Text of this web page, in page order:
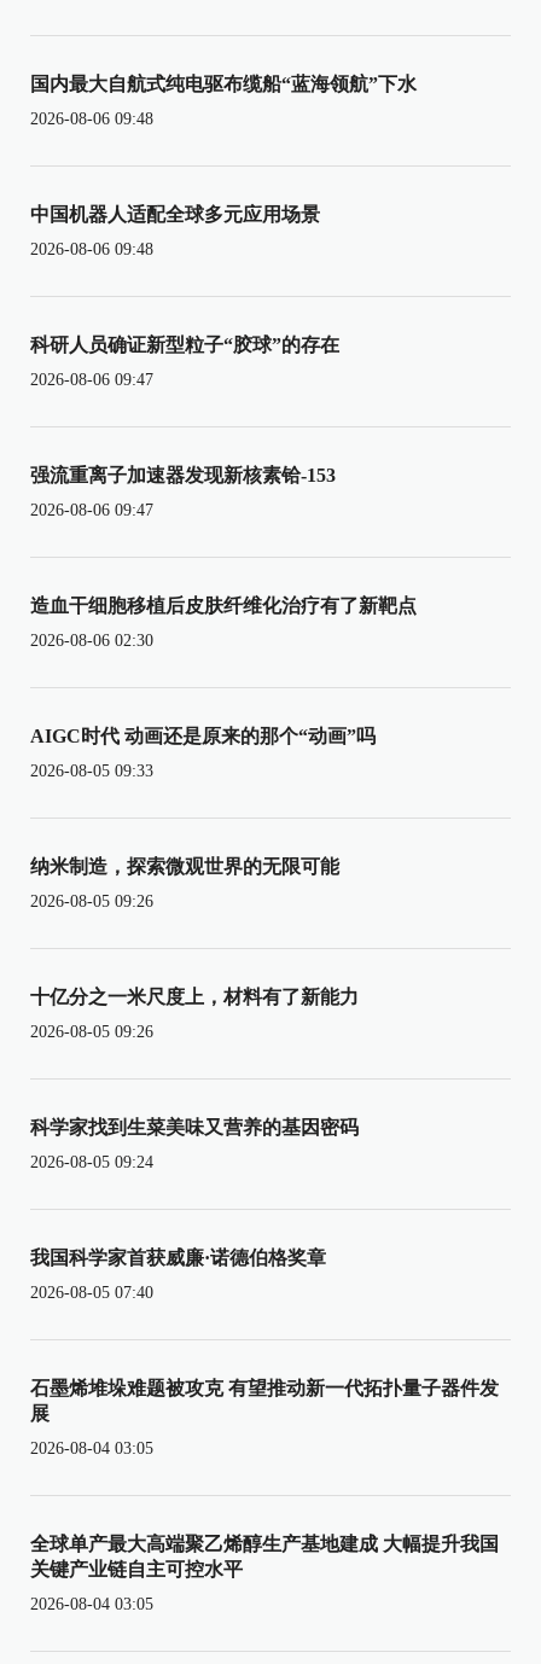
国内最大自航式纯电驱布缆船“蓝海领航”下水
2026-08-06 09:48
中国机器人适配全球多元应用场景
2026-08-06 09:48
科研人员确证新型粒子“胶球”的存在
2026-08-06 09:47
强流重离子加速器发现新核素铪-153
2026-08-06 09:47
造血干细胞移植后皮肤纤维化治疗有了新靶点
2026-08-06 02:30
AIGC时代 动画还是原来的那个“动画”吗
2026-08-05 09:33
纳米制造，探索微观世界的无限可能
2026-08-05 09:26
十亿分之一米尺度上，材料有了新能力
2026-08-05 09:26
科学家找到生菜美味又营养的基因密码
2026-08-05 09:24
我国科学家首获威廉·诺德伯格奖章
2026-08-05 07:40
石墨烯堆垛难题被攻克 有望推动新一代拓扑量子器件发
展
2026-08-04 03:05
全球单产最大高端聚乙烯醇生产基地建成 大幅提升我国
关键产业链自主可控水平
2026-08-04 03:05